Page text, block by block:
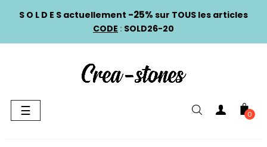
S O L D E S actuellement -25% sur TOUS les articles
CODE : SOLD26-20
Basculer
la
☰ 0